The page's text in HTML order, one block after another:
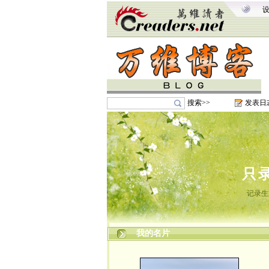
搜索>> 发表日
只
记录
我的名片